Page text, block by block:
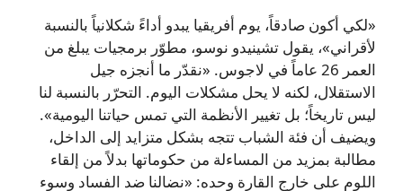
«لكي أكون صادقاً، يوم أفريقيا يبدو أداءً شكلانياً بالنسبة
لأقراني»، يقول تشينيدو نوسو، مطوّر برمجيات يبلغ من
العمر 26 عاماً في لاجوس. «نقدّر ما أنجزه جيل
الاستقلال، لكنه لا يحل مشكلات اليوم. التحرّر بالنسبة لنا
ليس تاريخاً؛ بل تغيير الأنظمة التي تمس حياتنا اليومية».
ويضيف أن فئة الشباب تتجه بشكل متزايد إلى الداخل،
مطالبة بمزيد من المساءلة من حكوماتها بدلاً من إلقاء
اللوم على خارج القارة وحده: «نضالنا ضد الفساد وسوء